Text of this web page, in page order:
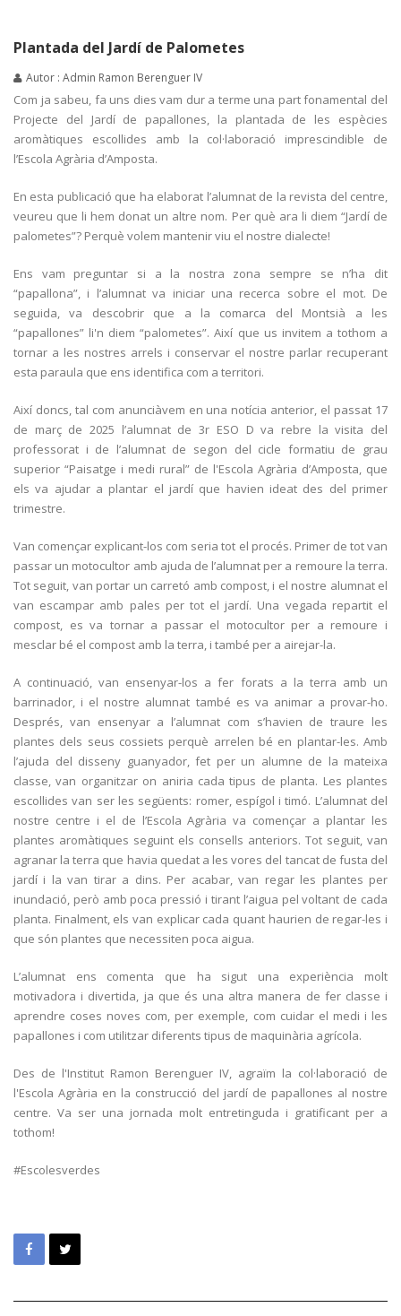
Plantada del Jardí de Palometes
Autor : Admin Ramon Berenguer IV
Com ja sabeu, fa uns dies vam dur a terme una part fonamental del
Projecte del Jardí de papallones, la plantada de les espècies
aromàtiques escollides amb la col·laboració imprescindible de
l’Escola Agrària d’Amposta.
En esta publicació que ha elaborat l’alumnat de la revista del centre,
veureu que li hem donat un altre nom. Per què ara li diem “Jardí de
palometes”? Perquè volem mantenir viu el nostre dialecte!
Ens vam preguntar si a la nostra zona sempre se n’ha dit
“papallona”, i l’alumnat va iniciar una recerca sobre el mot. De
seguida, va descobrir que a la comarca del Montsià a les
“papallones” li'n diem “palometes”. Així que us invitem a tothom a
tornar a les nostres arrels i conservar el nostre parlar recuperant
esta paraula que ens identifica com a territori.
Així doncs, tal com anunciàvem en una notícia anterior, el passat 17
de març de 2025 l’alumnat de 3r ESO D va rebre la visita del
professorat i de l’alumnat de segon del cicle formatiu de grau
superior “Paisatge i medi rural” de l'Escola Agrària d’Amposta, que
els va ajudar a plantar el jardí que havien ideat des del primer
trimestre.
Van començar explicant-los com seria tot el procés. Primer de tot van
passar un motocultor amb ajuda de l’alumnat per a remoure la terra.
Tot seguit, van portar un carretó amb compost, i el nostre alumnat el
van escampar amb pales per tot el jardí. Una vegada repartit el
compost, es va tornar a passar el motocultor per a remoure i
mesclar bé el compost amb la terra, i també per a airejar-la.
A continuació, van ensenyar-los a fer forats a la terra amb un
barrinador, i el nostre alumnat també es va animar a provar-ho.
Després, van ensenyar a l’alumnat com s’havien de traure les
plantes dels seus cossiets perquè arrelen bé en plantar-les. Amb
l’ajuda del disseny guanyador, fet per un alumne de la mateixa
classe, van organitzar on aniria cada tipus de planta. Les plantes
escollides van ser les següents: romer, espígol i timó. L’alumnat del
nostre centre i el de l’Escola Agrària va començar a plantar les
plantes aromàtiques seguint els consells anteriors. Tot seguit, van
agranar la terra que havia quedat a les vores del tancat de fusta del
jardí i la van tirar a dins. Per acabar, van regar les plantes per
inundació, però amb poca pressió i tirant l’aigua pel voltant de cada
planta. Finalment, els van explicar cada quant haurien de regar-les i
que són plantes que necessiten poca aigua.
L’alumnat ens comenta que ha sigut una experiència molt
motivadora i divertida, ja que és una altra manera de fer classe i
aprendre coses noves com, per exemple, com cuidar el medi i les
papallones i com utilitzar diferents tipus de maquinària agrícola.
Des de l'Institut Ramon Berenguer IV, agraïm la col·laboració de
l'Escola Agrària en la construcció del jardí de papallones al nostre
centre. Va ser una jornada molt entretinguda i gratificant per a
tothom!
#Escolesverdes